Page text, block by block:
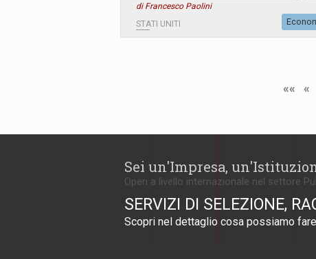
di Francesco Paolini
STATI UNITI
«« «
Sei un'Impresa,
Operi a livello internazionale nel settore
SERVIZI DI SELEZIONE,
Scopri nel dettaglio cosa possiamo